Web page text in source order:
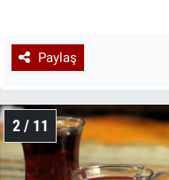
Paylaş
2 / 11